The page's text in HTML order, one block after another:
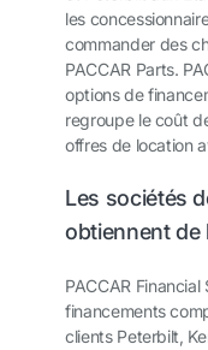
les
commander des
PACCAR Parts.
options de
regroupe le coût
offres de location
Les sociétés
obtiennent de
PACCAR
financements
clients Peterbilt,